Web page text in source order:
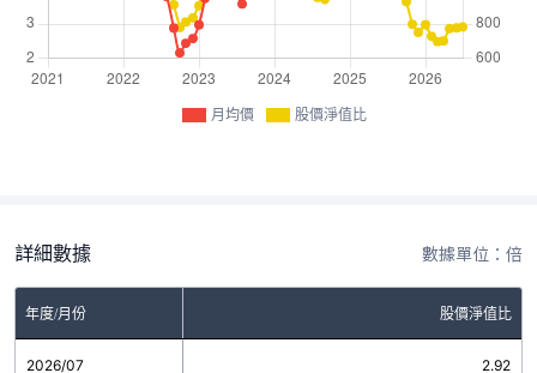
月均價 股價淨值比
詳細數據 數據單位：倍
年度/月份 股價淨值比
2026/07 2.92